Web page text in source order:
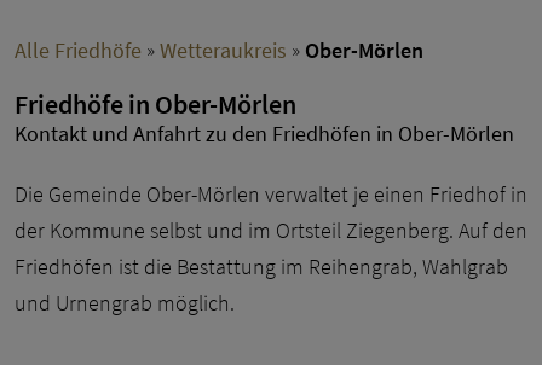
Alle Friedhöfe »Wetteraukreis » Ober-Mörlen
Friedhöfe in Ober-Mörlen
Kontakt und Anfahrt zu den Friedhöfen in Ober-Mörlen
Die Gemeinde Ober-Mörlen verwaltet je einen Friedhof in
der Kommune selbst und im Ortsteil Ziegenberg. Auf den
Friedhöfen ist die Bestattung im Reihengrab, Wahlgrab
und Urnengrab möglich.